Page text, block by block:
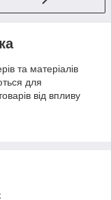
та матеріалів
для
від впливу
від типу